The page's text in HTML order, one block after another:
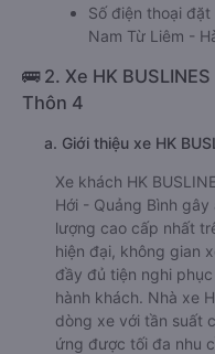
Số điện thoại
Nam Từ Liêm -
🚌 2. Xe HK
Thôn 4
a. Giới thiệu xe HK
Xe khách HK
Hới - Quảng Bình
lượng cao cấp nhất
hiện đại, không gian
đầy đủ tiện nghi
hành khách. Nhà xe
dòng xe với tần suất
ứng được tối đa nhu